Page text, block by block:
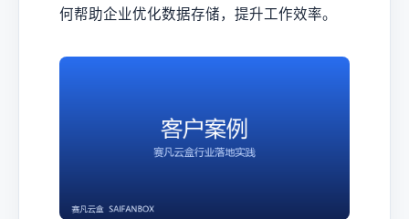
何帮助企业优化数据存储，提升工作效率。